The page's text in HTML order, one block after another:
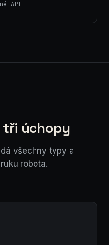
API
tři úchopy
všechny typy a
robota.